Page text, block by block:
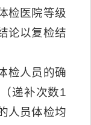
检医院等级
论以复检结
检人员的确
递补次数1
人员体检均